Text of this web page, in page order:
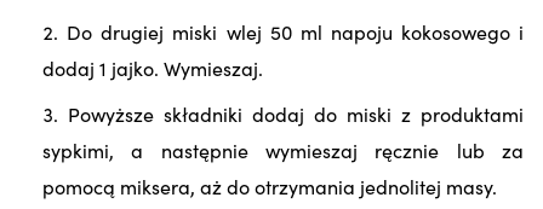
Do drugiej miski wlej 50 ml napoju kokosowego i
dodaj 1 jajko. Wymieszaj.
Powyższe składniki dodaj do miski z produktami
sypkimi, a następnie wymieszaj ręcznie lub za
pomocą miksera, aż do otrzymania jednolitej masy.